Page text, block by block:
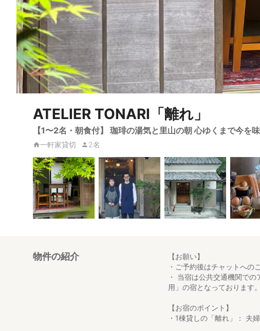
ATELIER TONARI「離れ」
【1〜2名・朝食付】 珈琲の湯気と里山の朝 心ゆくまで今を
一軒家貸切 2名
物件の紹介
【お願い】
・ご予約後はチャットへの
・ 当宿は公共交通機関で
用」の宿となっております
【お宿のポイント】
・1棟貸しの「離れ」： 夫